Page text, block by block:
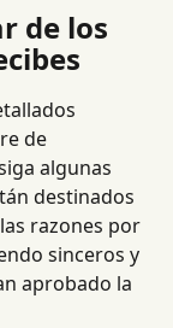
de los
de
algunas
destinados
razones por
sinceros y
aprobado la